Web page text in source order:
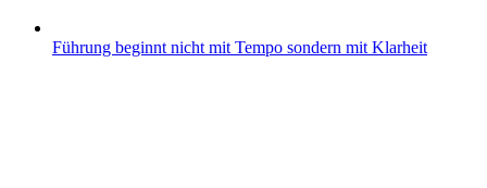
Führung beginnt nicht mit Tempo sondern mit Klarheit